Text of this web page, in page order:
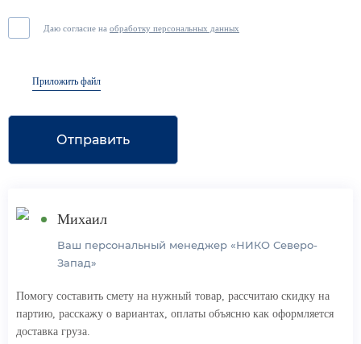
Даю согласие на обработку персональных данных
Приложить файл
Отправить
Михаил
Ваш персональный менеджер «НИКО Северо-
Запад»
Помогу составить смету на нужный товар, рассчитаю скидку на
партию, расскажу о вариантах, оплаты объясню как оформляется
доставка груза.